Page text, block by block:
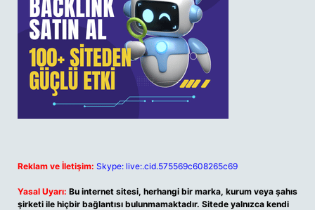
Reklam ve İletişim: Skype: live:.cid.575569c608265c69
Yasal Uyarı: Bu internet sitesi, herhangi bir marka, kurum veya şahıs
şirketi ile hiçbir bağlantısı bulunmamaktadır. Sitede yalnızca kendi